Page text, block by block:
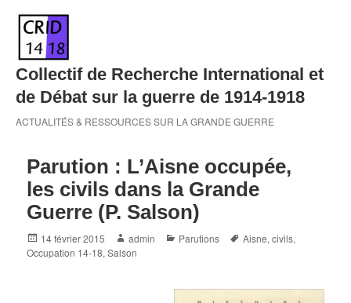
content
Collectif de Recherche International et
de Débat sur la guerre de 1914-1918
ACTUALITÉS & RESSOURCES SUR LA GRANDE GUERRE
Parution : L’Aisne occupée,
les civils dans la Grande
Guerre (P. Salson)
Posted
on
14 février 2015 Author
admin Categories
Parutions Tags
Aisne,civils,
Occupation 14-18,Salson